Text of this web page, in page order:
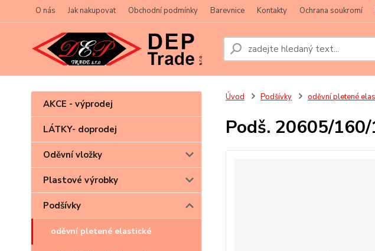
O nás Jak nakupovat Obchodní podmínky Barevnice Kontakty Ochrana soukromí
AKCE - výprodej
LÁTKY- doprodej
Oděvní vložky
Plastové výrobky
Podšívky
oděvní pletené elastické
Úvod Podšívky oděvní pletené
Podš. 20605/